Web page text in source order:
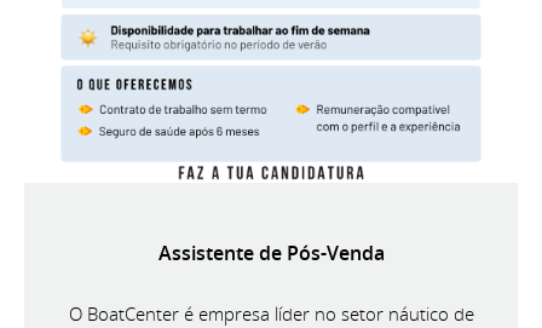
Assistente de Pós-Venda
O BoatCenter é empresa líder no setor náutico de